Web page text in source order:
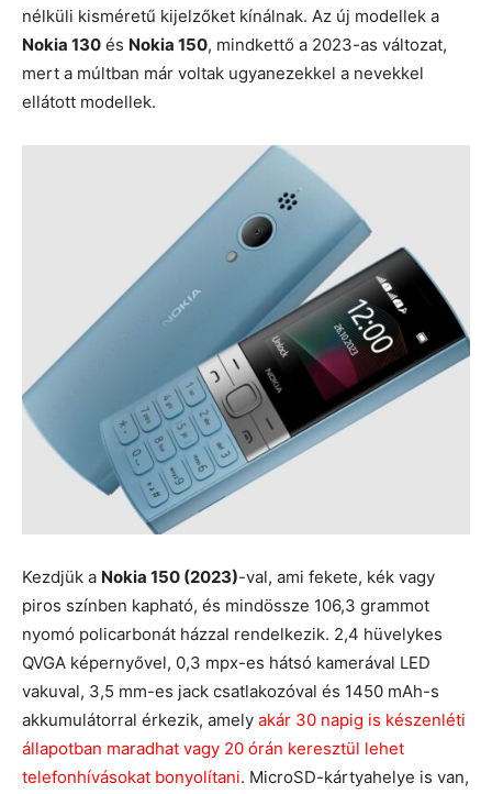
nélküli kisméretű kijelzőket kínálnak. Az új modellek a
Nokia 130 és Nokia 150, mindkettő a 2023-as változat,
mert a múltban már voltak ugyanezekkel a nevekkel
ellátott modellek.
Kezdjük a Nokia 150 (2023)-val, ami fekete, kék vagy
piros színben kapható, és mindössze 106,3 grammot
nyomó policarbonát házzal rendelkezik. 2,4 hüvelykes
QVGA képernyővel, 0,3 mpx-es hátsó kamerával LED
vakuval, 3,5 mm-es jack csatlakozóval és 1450 mAh-s
akkumulátorral érkezik, amely akár 30 napig is készenléti
állapotban maradhat vagy 20 órán keresztül lehet
telefonhívásokat bonyolítani. MicroSD-kártyahelye is van,